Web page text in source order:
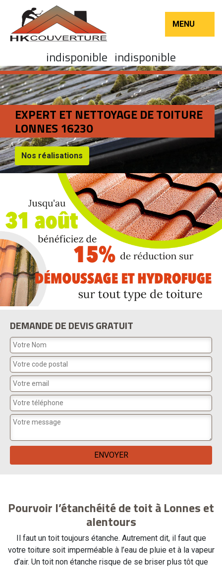
MENU
indisponible indisponible
EXPERT ET NETTOYAGE DE TOITURE
LONNES 16230
Nos réalisations
DEMANDE DE DEVIS GRATUIT
Pourvoir l’étanchéité de toit à Lonnes et
alentours
Il faut un toit toujours étanche. Autrement dit, il faut que
votre toiture soit imperméable à l’eau de pluie et à la vapeur
d’air. Un toit non étanche risque de se briser plus tôt que